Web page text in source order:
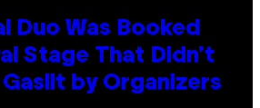
Duo Was Booked
Stage That Didn’t
Gaslit by Organizers